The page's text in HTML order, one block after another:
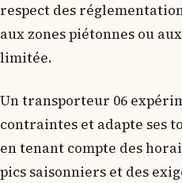
respect des
aux zones piétonnes ou
limitée.
Un transporteur 06
contraintes et adapte ses
en tenant compte des
pics saisonniers et des